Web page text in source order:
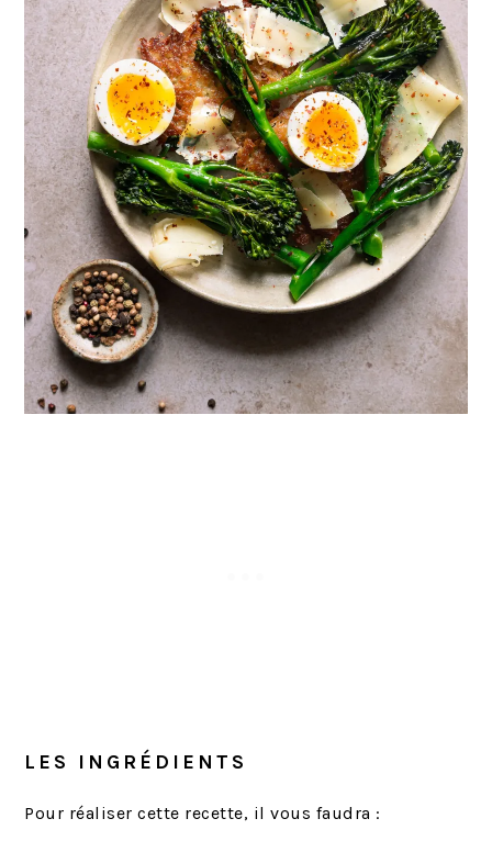
LES INGRÉDIENTS
Pour réaliser cette recette, il vous faudra :